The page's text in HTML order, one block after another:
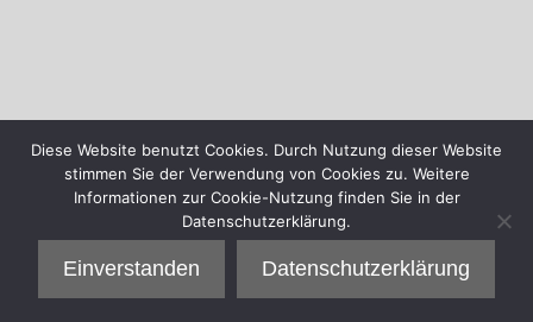
Diese Website benutzt Cookies. Durch Nutzung dieser Website
stimmen Sie der Verwendung von Cookies zu. Weitere
Informationen zur Cookie-Nutzung finden Sie in der
Datenschutzerklärung.
Einverstanden Datenschutzerklärung